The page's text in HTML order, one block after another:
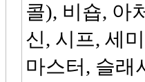
콜), 비숍, 아
신, 시프, 세
마스터, 슬래